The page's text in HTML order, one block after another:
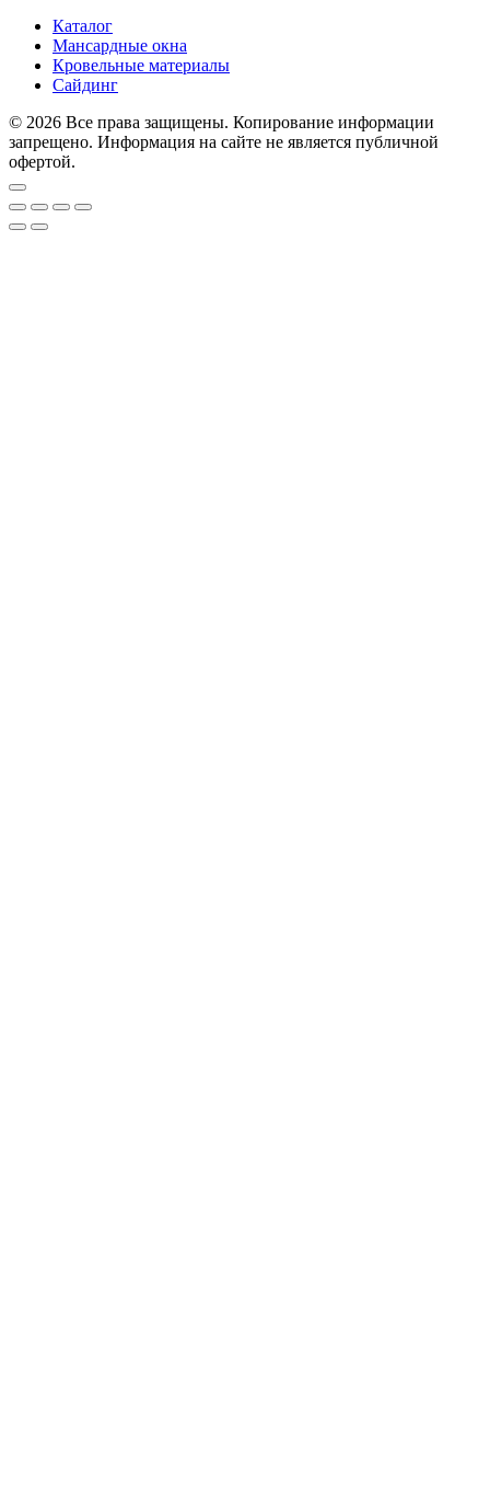
Каталог
Мансардные окна
Кровельные материалы
Сайдинг
© 2026 Все права защищены. Копирование информации
запрещено. Информация на сайте не является публичной
офертой.